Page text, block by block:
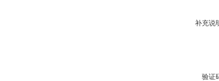
补充说
验证